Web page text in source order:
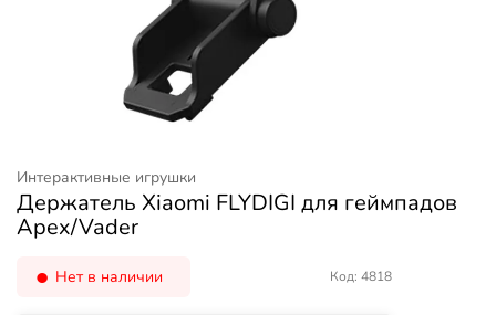
Интерактивные игрушки
Держатель Xiaomi FLYDIGI для геймпадов
Apex/Vader
Нет в наличии Код: 4818